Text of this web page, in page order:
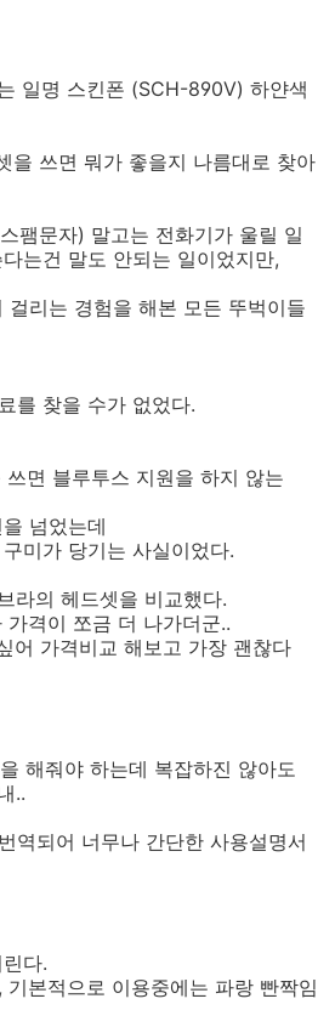
일명 스킨폰 (SCH-890V) 하얀색
을 쓰면 뭐가 좋을지 나름대로 찾아
팸문자) 말고는 전화기가 울릴 일
는건 말도 안되는 일이었지만,
리는 경험을 해본 모든 뚜벅이들
를 찾을 수가 없었다.
면 블루투스 지원을 하지 않는
넘었는데
미가 당기는 사실이었다.
라의 헤드셋을 비교했다.
격이 쪼금 더 나가더군..
어 가격비교 해보고 가장 괜찮다
해줘야 하는데 복잡하진 않아도
..
역되어 너무나 간단한 사용설명서
다.
본적으로 이용중에는 파랑 빤짝임